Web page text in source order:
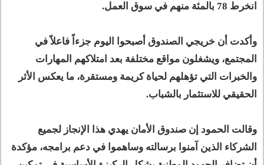
انخرط 78 بالمئة منهم في سوق العمل.
وأكدت أن خريجي الصندوق أصبحوا اليوم جزءاً فاعلاً في
المجتمع، ويشغلون مواقع مختلفة بعد امتلاكهم المهارات
والخبرات التي تؤهلهم لحياة كريمة ومستقرة، ما يعكس الأثر
الحقيقي للاستثمار بالشباب.
وقالت الحمود إن صندوق الأمان يهدي هذا الإنجاز لجميع
الشركاء الذين آمنوا برسالته وساهموا في دعم برامجه، مؤكدة